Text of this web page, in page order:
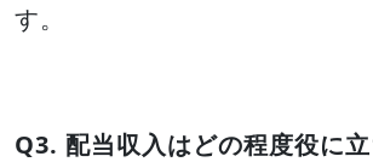
す。
Q3. 配当収入はどの程度役に